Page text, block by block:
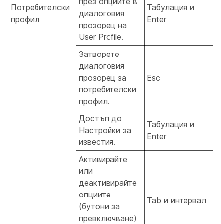
Потребителски
профил
диалоговия
прозорец на
User Profile.
Табулация и
Enter
Затворете
диалоговия
прозорец за
потребителски
профил.
Esc
Достъп до
Настройки за
известия.
Табулация и
Enter
Активирайте
или
деактивирайте
опциите
(бутони за
превключване)
Tab и интервал